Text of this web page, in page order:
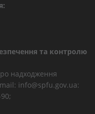
та контролю
надходження
info@spfu.gov.ua: